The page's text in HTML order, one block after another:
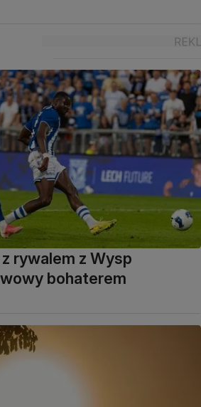
rywalem z Wysp
bohaterem